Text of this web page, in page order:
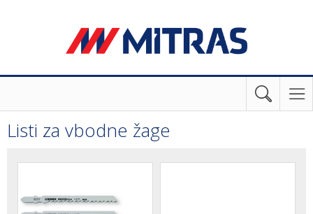
Listi za vbodne žage